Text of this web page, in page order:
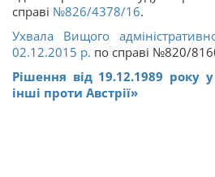
справі №826/4378/16.
Ухвала Вищого
02.12.2015 р. по справі №820/
Рішення від 19.12.1989 року
інші проти Австрії»